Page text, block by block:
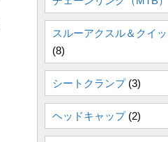
スルーアクスル＆クイ
(8)
シートクランプ(3)
ヘッドキャップ(2)